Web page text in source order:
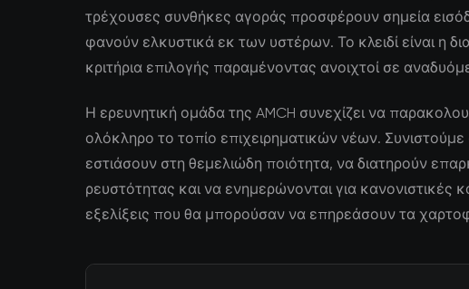
τρέχουσες συνθήκες αγοράς προσφέρουν σημεία
φανούν ελκυστικά εκ των υστέρων. Το κλειδί είναι η
κριτήρια επιλογής παραμένοντας ανοιχτοί σε
Η ερευνητική ομάδα της AMCH συνεχίζει να
ολόκληρο το τοπίο επιχειρηματικών νέων.
εστιάσουν στη θεμελιώδη ποιότητα, να διατηρούν
ρευστότητας και να ενημερώνονται για κανονιστικές
εξελίξεις που θα μπορούσαν να επηρεάσουν τα